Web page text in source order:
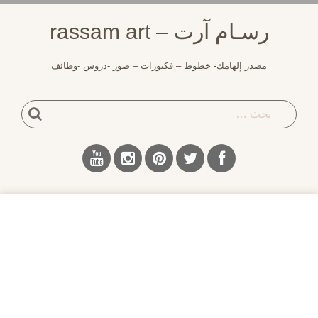
رسـام آرت – rassam art
مصدر إلهامك- خطوط – فكتورات – صور -دروس -وظائف